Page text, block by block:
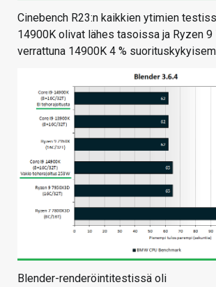
Cinebench R23:n kaikkien ytimien
14900K olivat lähes tasoissa ja Ryzen 9
verrattuna 14900K 4 %
Blender-renderöintitestissä oli